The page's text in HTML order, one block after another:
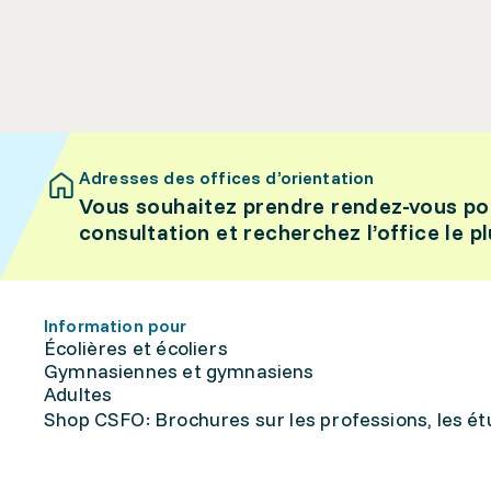
Adresses des offices d’orientation
Vous souhaitez prendre rendez-vous
consultation et recherchez l’office le
Information pour
Écolières et écoliers
Gymnasiennes et gymnasiens
Adultes
Shop CSFO: Brochures sur les professions, les